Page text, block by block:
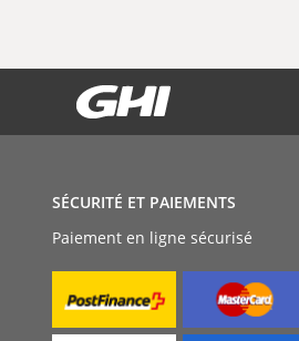
Paiement en ligne sécurisé
SÉCURITÉ ET PAIEMENTS